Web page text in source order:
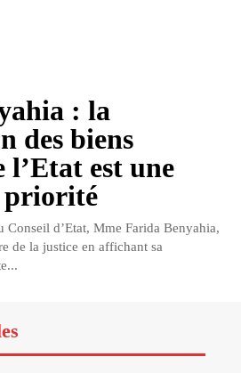
: la
des biens
l’Etat est une
priorité
Conseil d’Etat, Mme Farida Benyahia,
de la justice en affichant sa